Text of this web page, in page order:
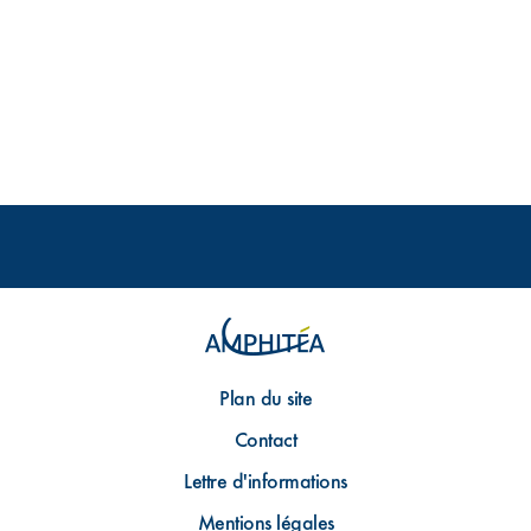
Plan du site
Contact
Lettre d'informations
Mentions légales